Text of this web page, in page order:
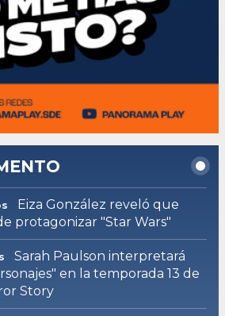
Eiza González reveló que
protagonizar "Star Wars"
Sarah Paulson interpretará
en la temporada 13 de
Story